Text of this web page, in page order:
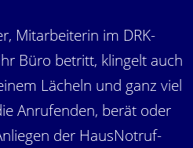
Mitarbeiterin im DRK-
Büro betritt, klingelt auch
Lächeln und ganz viel
Anrufenden, berät oder
der HausNotruf-